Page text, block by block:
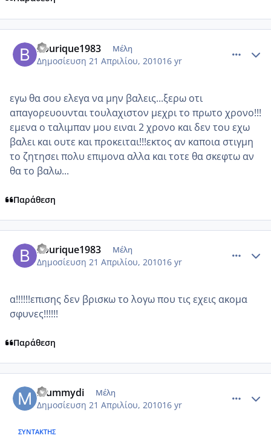
bourique1983 Μέλη
Δημοσίευση 21 Απριλίου, 201016 yr
εγω θα σου ελεγα να μην βαλεις...ξερω οτι
απαγορευουνται τουλαχιστον μεχρι το πρωτο χρονο!!!
εμενα ο ταλιμπαν μου ειναι 2 χρονο και δεν του εχω
βαλει και ουτε και προκειται!!!εκτος αν καποια στιγμη
το ζητησει πολυ επιμονα αλλα και τοτε θα σκεφτω αν
θα το βαλω...
Παράθεση
bourique1983 Μέλη
Δημοσίευση 21 Απριλίου, 201016 yr
α!!!!!!επισης δεν βρισκω το λογω που τις εχεις ακομα
σφυνες!!!!!!
Παράθεση
mummydi Μέλη
Δημοσίευση 21 Απριλίου, 201016 yr
ΣΥΝΤΆΚΤΗΣ